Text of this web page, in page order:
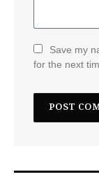
Save my
for the next